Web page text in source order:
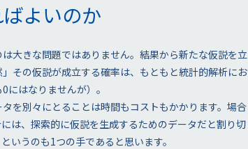
よいのか
大きな問題ではありません。結果から新たな仮説を立
その仮説が成立する確率は、もともと統計的解析にお
はなりませんが）。
を別々にとることは時間もコストもかかります。場合
は、探索的に仮説を生成するためのデータだと割り切
いうのも1つの手であると思います。